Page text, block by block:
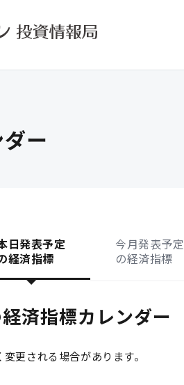
ー
日発表予定
経済指標
今月発表予定
の経済指標
済指標カレンダー
更される場合があります。